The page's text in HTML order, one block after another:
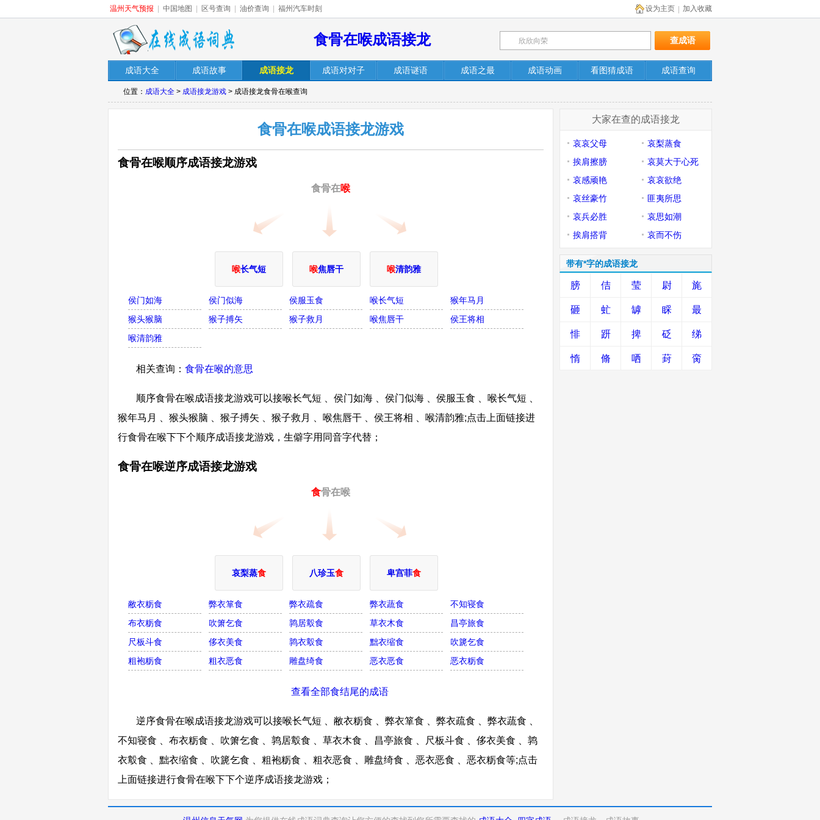
温州天气预报 中国地图 区号查询 油价查询 福州汽车时刻 加入收藏
设为主页
食骨在喉成语接龙
成语大全 成语故事 成语接龙 成语对对子 成语谜语 成语之最 成语动画 看图猜成语 成语查询
位置： 成语大全 > 成语接龙游戏 > 成语接龙食骨在喉查询
食骨在喉成语接龙游戏
食骨在喉顺序成语接龙游戏
食骨在喉
喉长气短 喉焦唇干 喉清韵雅
侯门如海 侯门似海 侯服玉食 喉长气短
猴年马月
猴头猴脑
猴子搏矢 猴子救月 喉焦唇干
侯王将相
喉清韵雅
相关查询： 食骨在喉的意思
顺序食骨在喉成语接龙游戏可以接喉长气短 、侯门如海 、侯门似海 、侯服玉食 、喉长气短 、
猴年马月 、猴头猴脑 、猴子搏矢 、猴子救月 、喉焦唇干 、侯王将相 、喉清韵雅;点击上面链接进
行食骨在喉下下个顺序成语接龙游戏，生僻字用同音字代替；
食骨在喉逆序成语接龙游戏
食骨在喉
哀梨蒸食 八珍玉食 卑宫菲食
敝衣粝食 弊衣箪食 弊衣疏食 弊衣蔬食
不知寝食
布衣粝食
吹箫乞食 鹑居鷇食 草衣木食
昌亭旅食
尺板斗食
侈衣美食 鹑衣鷇食 黜衣缩食
吹篪乞食
粗袍粝食
粗衣恶食 雕盘绮食 恶衣恶食 恶衣粝食
查看全部食结尾的成语
逆序食骨在喉成语接龙游戏可以接喉长气短 、敝衣粝食 、弊衣箪食 、弊衣疏食 、弊衣蔬食 、
不知寝食 、布衣粝食 、吹箫乞食 、鹑居鷇食 、草衣木食 、昌亭旅食 、尺板斗食 、侈衣美食 、鹑
衣鷇食 、黜衣缩食 、吹篪乞食 、粗袍粝食 、粗衣恶食 、雕盘绮食 、恶衣恶食 、恶衣粝食等;点击
上面链接进行食骨在喉下下个逆序成语接龙游戏；
大家在查的成语接龙
哀哀父母
哀梨蒸食
挨肩擦膀
哀莫大于心死
哀感顽艳
哀哀欲绝
哀丝豪竹
匪夷所思
哀兵必胜
哀思如潮
挨肩搭背
哀而不伤
带有*字的成语接龙
膀 佶 莹 尉 旄
砸 虻 罅 睬 最
悱 趼 捭 砭 绨
惰 脩 哂 葑 脔